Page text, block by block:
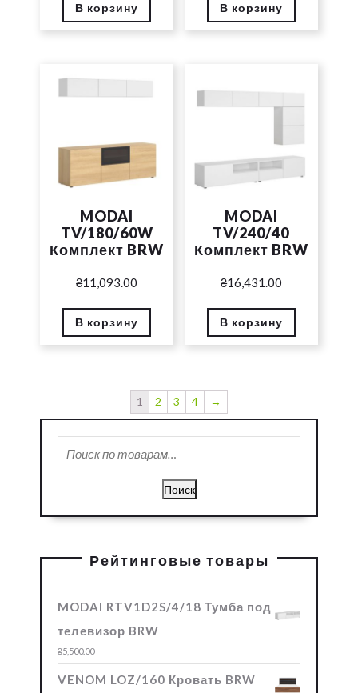
В корзину В корзину
MODAI
TV/180/60W
Комплект BRW
₴11,093.00
В корзину
MODAI
TV/240/40
Комплект BRW
₴16,431.00
В корзину
1 2 3 4 →
Поиск
Рейтинговые товары
MODAI RTV1D2S/4/18 Тумба под
телевизор BRW
₴5,500.00
VENOM LOZ/160 Кровать BRW